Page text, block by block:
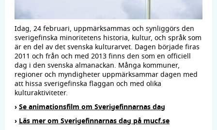
Idag, 24 februari, uppmärksammas och synliggörs den
sverigefinska minoritetens historia, kultur, och språk som
är en del av det svenska kulturarvet. Dagen började firas
2011 och från och med 2013 finns den som en officiell
dag i den svenska almanackan. Många kommuner,
regioner och myndigheter uppmärksammar dagen med
att hissa sverigefinska flaggan och med olika
kulturaktiviteter.
›Se animationsfilm om Sverigefinnarnas dag
› Läs mer om Sverigefinnarnas dag på mucf.se